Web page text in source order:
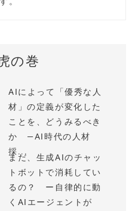
の巻
AIによって「優秀な人
材」の定義が変化した
ことを、どうみるべき
か —AI時代の人材
採...
まだ、生成AIのチャッ
トボットで消耗してい
るの？ ー自律的に動
くAIエージェントが